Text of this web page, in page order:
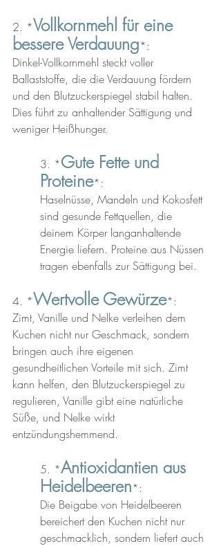
2. *Vollkornmehl für eine
bessere Verdauung*:
Dinkel-Vollkornmehl steckt voller
Ballaststoffe, die die Verdauung fördern
und den Blutzuckerspiegel stabil halten.
Dies führt zu anhaltender Sättigung und
weniger Heißhunger.
3. *Gute Fette und
Proteine*:
Haselnüsse, Mandeln und Kokosfett
sind gesunde Fettquellen, die
deinem Körper langanhaltende
Energie liefern. Proteine aus Nüssen
tragen ebenfalls zur Sättigung bei.
4. *Wertvolle Gewürze*:
Zimt, Vanille und Nelke verleihen dem
Kuchen nicht nur Geschmack, sondern
bringen auch ihre eigenen
gesundheitlichen Vorteile mit sich. Zimt
kann helfen, den Blutzuckerspiegel zu
regulieren, Vanille gibt eine natürliche
Süße, und Nelke wirkt
entzündungshemmend.
5. *Antioxidantien aus
Heidelbeeren*:
Die Beigabe von Heidelbeeren
bereichert den Kuchen nicht nur
geschmacklich, sondern liefert auch